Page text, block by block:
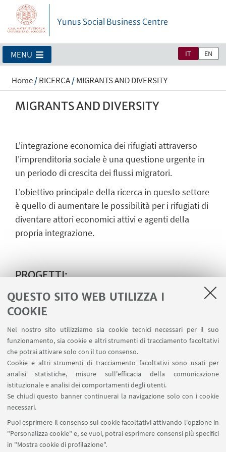
QUESTO SITO WEB UTILIZZA I
COOKIE
Nel nostro sito utilizziamo sia cookie tecnici necessari per il suo
funzionamento, sia cookie e altri strumenti di tracciamento facoltativi
che potrai attivare solo con il tuo consenso.
Cookie e altri strumenti di tracciamento facoltativi sono usati per
analisi statistiche, misure sull'efficacia della comunicazione
istituzionale e analisi dei comportamenti degli utenti.
Se chiudi questo banner continuerai la navigazione solo con i cookie
necessari.
Puoi esprimere il consenso sui cookie facoltativi attivando l'opzione in
"Personalizza cookie" e, se vuoi, potrai esprimere consensi più specifici
in "Mostra cookie di profilazione".
Yunus Social Business Centre
IT EN
MENU
Home/RICERCA/MIGRANTS AND DIVERSITY
MIGRANTS AND DIVERSITY
L'integrazione economica dei rifugiati attraverso
l'imprenditoria sociale è una questione urgente in
un periodo di crescita dei flussi migratori.
L'obiettivo principale della ricerca in questo settore
è quello di aumentare le possibilità per i rifugiati di
diventare attori economici attivi e agenti della
propria integrazione.
PROGETTI:
MIG.EN.CUBE
REINSER